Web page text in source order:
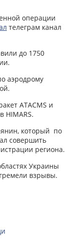
операции
телеграм канал
до 1750
аэродрому
ATACMS и
HIMARS.
который по
совершить
региона.
Украины
взрывы.